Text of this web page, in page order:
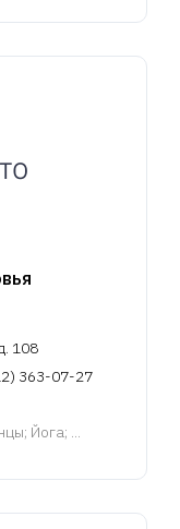
108
363-07-27
Йога; ...